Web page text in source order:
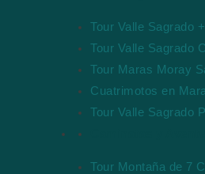
Tour Valle Sagrado
Tour Valle Sagrado
Tour Maras Moray
Cuatrimotos en
Tour Valle Sagrado
Tour Montaña de 7